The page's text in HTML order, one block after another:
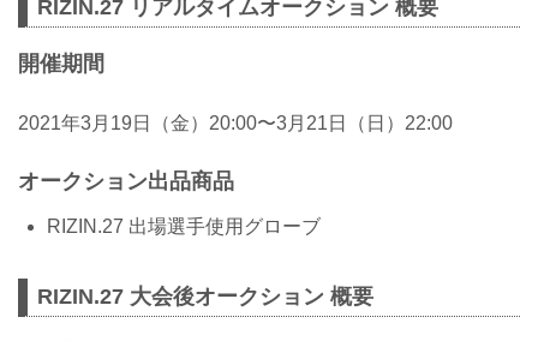
RIZIN.27 リアルタイムオークション 概要
開催期間
2021年3月19日（金）20:00〜3月21日（日）22:00
オークション出品商品
RIZIN.27 出場選手使用グローブ
RIZIN.27 大会後オークション 概要